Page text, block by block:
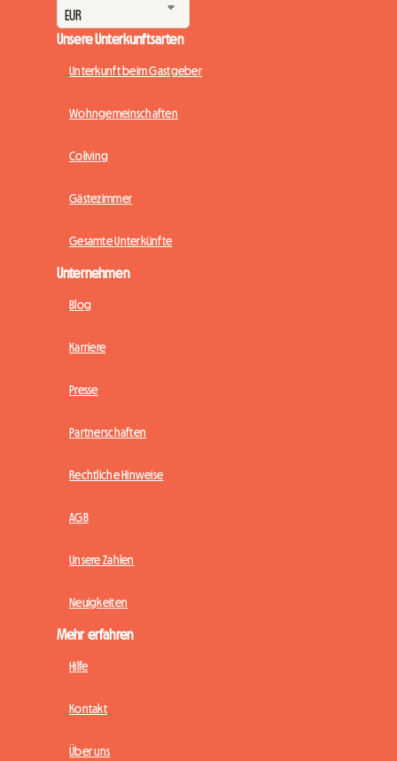
Unsere Unterkunftsarten
Unterkunft beim Gastgeber
Wohngemeinschaften
Coliving
Gästezimmer
Gesamte Unterkünfte
Unternehmen
Blog
Karriere
Presse
Partnerschaften
Rechtliche Hinweise
AGB
Unsere Zahlen
Neuigkeiten
Mehr erfahren
Hilfe
Kontakt
Über uns